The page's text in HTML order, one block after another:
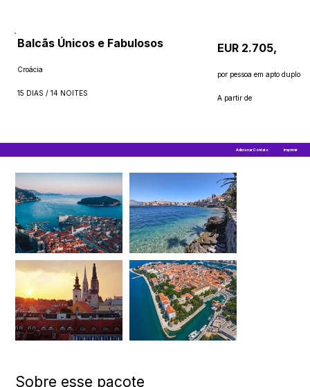
Adicionar Contato Imprimir
Balcãs Únicos e Fabulosos
Croácia
15 DIAS / 14 NOITES
A partir de
EUR 2.705,
por pessoa em apto duplo
Sobre esse pacote